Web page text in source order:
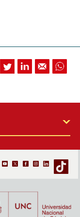
teóricos o
investigación o
o estudiantes
de la